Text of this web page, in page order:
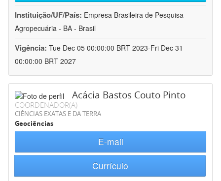
Instituição/UF/País: Empresa Brasileira de Pesquisa
Agropecuária - BA - Brasil
Vigência: Tue Dec 05 00:00:00 BRT 2023-Fri Dec 31
00:00:00 BRT 2027
Acácia Bastos Couto Pinto
COORDENADOR(A)
CIÊNCIAS EXATAS E DA TERRA
Geociências
E-mail
Currículo